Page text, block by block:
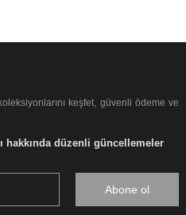
keşfet, güvenli ödeme ve
hakkında düzenli güncellemeler
Abone ol